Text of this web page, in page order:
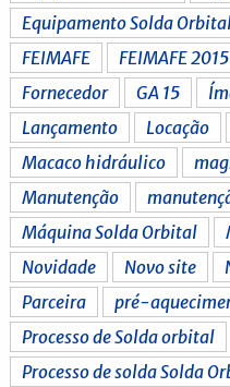
Equipamento Solda
FEIMAFE
FEIMAFE 2015
Fornecedor
GA 15
Lançamento
Locação
Macaco hidráulico
Manutenção
Máquina Solda Orbital
Novidade
Novo site
Parceira
pré-
Processo de Solda orbital
Processo de solda Solda